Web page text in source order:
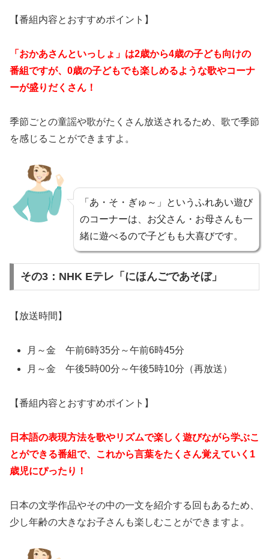
【番組内容とおすすめポイント】
「おかあさんといっしょ」は2歳から4歳の子ども向けの
番組ですが、0歳の子どもでも楽しめるような歌やコーナ
ーが盛りだくさん！
季節ごとの童謡や歌がたくさん放送されるため、歌で季節
を感じることができますよ。
「あ・そ・ぎゅ～」というふれあい遊び
のコーナーは、お父さん・お母さんも一
緒に遊べるので子どもも大喜びです。
その3：NHK Eテレ「にほんごであそぼ」
【放送時間】
月～金 午前6時35分～午前6時45分
月～金 午後5時00分～午後5時10分（再放送）
【番組内容とおすすめポイント】
日本語の表現方法を歌やリズムで楽しく遊びながら学ぶこ
とができる番組で、これから言葉をたくさん覚えていく1
歳児にぴったり！
日本の文学作品やその中の一文を紹介する回もあるため、
少し年齢の大きなお子さんも楽しむことができますよ。